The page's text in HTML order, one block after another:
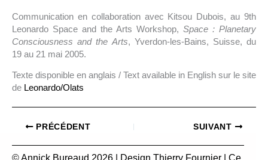
Communication en collaboration avec Kitsou Dubois, au 9th
Leonardo Space and the Arts Workshop, Space : Planetary
Consciousness and the Arts, Yverdon-les-Bains, Suisse, du
19 au 21 mai 2005.
Texte disponible en anglais / Text available in English sur le site
de Leonardo/Olats
PRÉCÉDENT SUIVANT
© Annick Bureaud 2026 | Design Thierry Fournier | Ce